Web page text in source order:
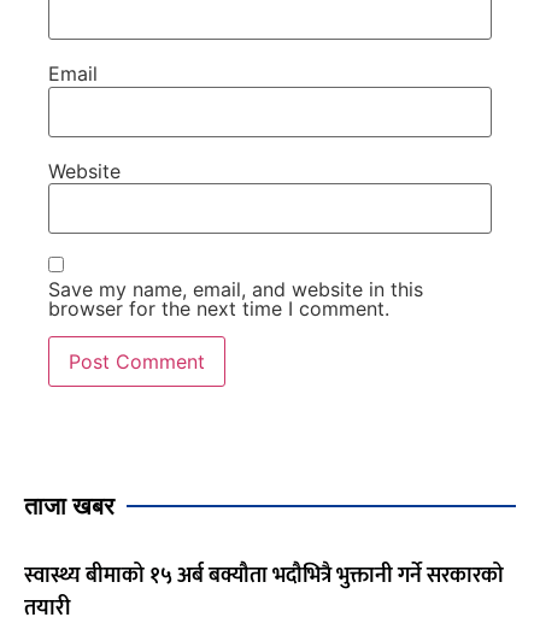
Email
Website
Save my name, email, and website in this
browser for the next time I comment.
ताजा खबर
स्वास्थ्य बीमाको १५ अर्ब बक्यौता भदौभित्रै भुक्तानी गर्ने सरकारको
तयारी